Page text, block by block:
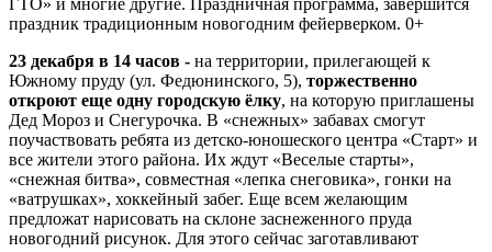
праздник традиционным новогодним фейерверком. 0+
23 декабря в 14 часов - на территории, прилегающей к
Южному пруду (ул. Федюнинского, 5), торжественно
откроют еще одну городскую ёлку, на которую приглашены
Дед Мороз и Снегурочка. В «снежных» забавах смогут
поучаствовать ребята из детско-юношеского центра «Старт» и
все жители этого района. Их ждут «Веселые старты»,
«снежная битва», совместная «лепка снеговика», гонки на
«ватрушках», хоккейный забег. Еще всем желающим
предложат нарисовать на склоне заснеженного пруда
новогодний рисунок. Для этого сейчас заготавливают